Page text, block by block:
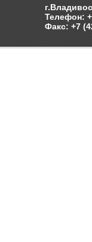
Телефон:
Факс: +7